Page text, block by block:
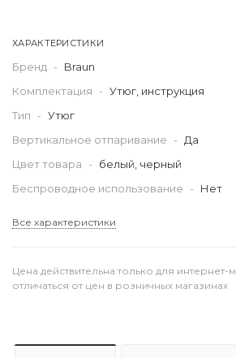
ХАРАКТЕРИСТИКИ
Бренд -
Braun
Комплектация
- Утюг, инструкция
Тип
- Утюг
Вертикальное отпаривание
- Да
Цвет товара
-
белый, черный
Беспроводное использование
- Нет
Все характеристики
Цена действительна только для интернет-
отличаться от цен в розничных магазинах